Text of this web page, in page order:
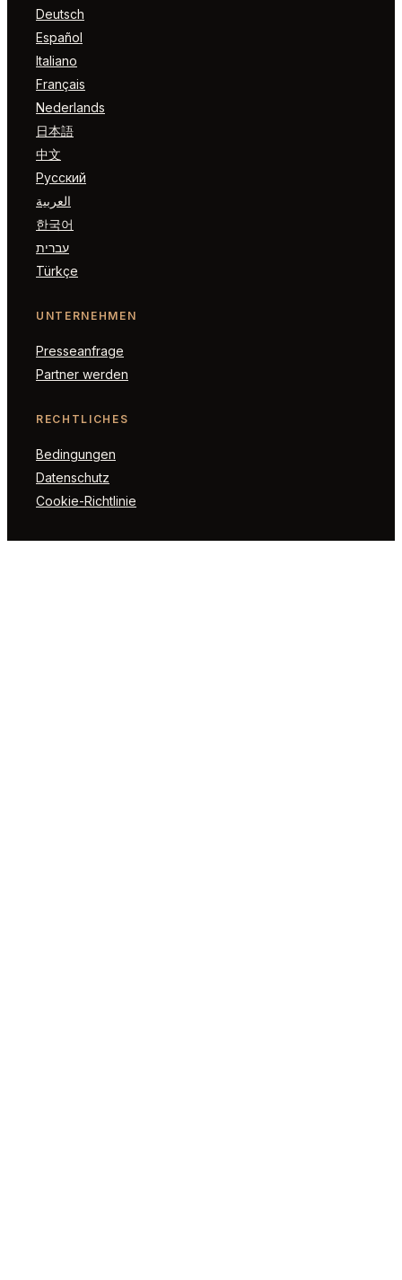
Deutsch
Español
Italiano
Français
Nederlands
日本語
中文
Русский
العربية
한국어
עברית
Türkçe
UNTERNEHMEN
Presseanfrage
Partner werden
RECHTLICHES
Bedingungen
Datenschutz
Cookie-Richtlinie